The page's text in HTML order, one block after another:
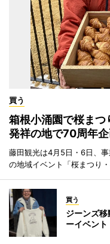
買う
箱根小涌園で桜ま
発祥の地で70周年
藤田観光は4月5日・6日、
の地域イベント「桜まつり
買う
ジーンズ
ーイベント